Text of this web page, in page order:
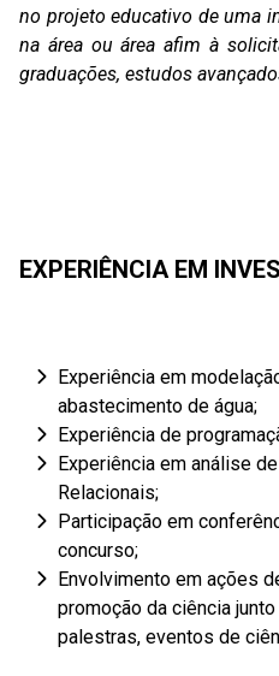
no projeto educativo de uma
na área ou área afim à
graduações, estudos
EXPERIÊNCIA EM
Experiência em
abastecimento de água;
Experiência de
Experiência em análise
Relacionais;
Participação em
concurso;
Envolvimento em ações
promoção da ciência
palestras, eventos de